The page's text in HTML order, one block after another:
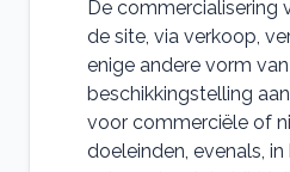
De commercialisering
de site, via verkoop,
enige andere vorm
beschikkingstelling
voor commerciële of
doeleinden, evenals,